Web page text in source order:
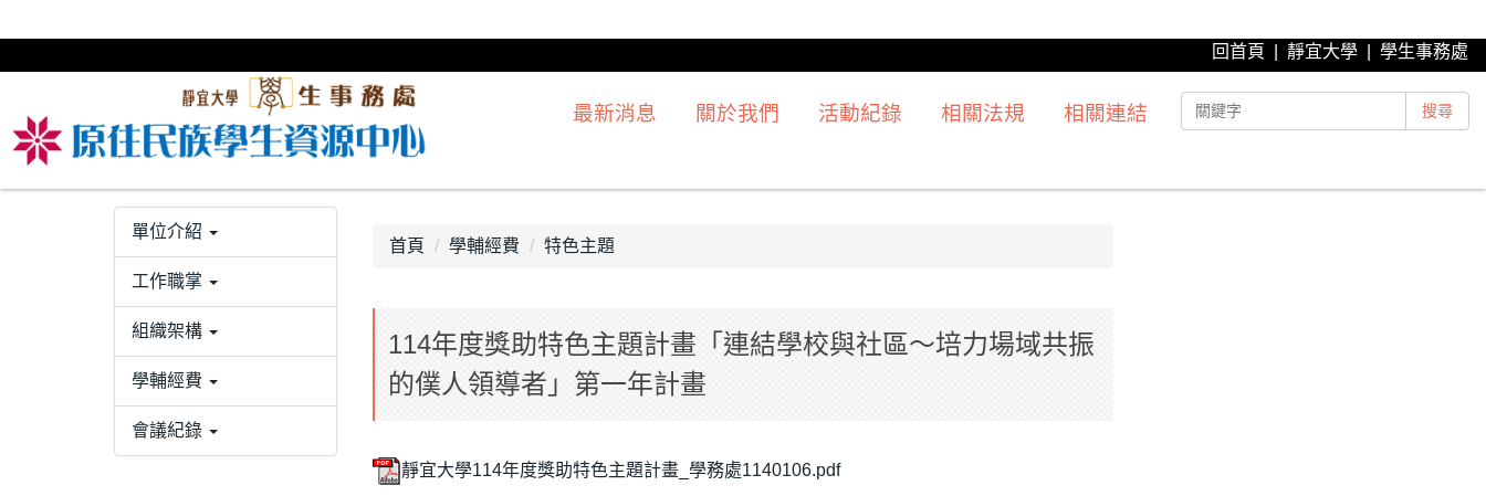
到
主
容
回首頁 靜宜大學 學生事務處
最新消息 關於我們 活動紀錄 相關法規 相關連結 搜尋
單位介紹
工作職掌
組織架構
學輔經費
會議紀錄
首頁 學輔經費 特色主題
114年度獎助特色主題計畫「連結學校與社區～培力場域共振
的僕人領導者」第一年計畫
靜宜大學114年度獎助特色主題計畫_學務處1140106.pdf